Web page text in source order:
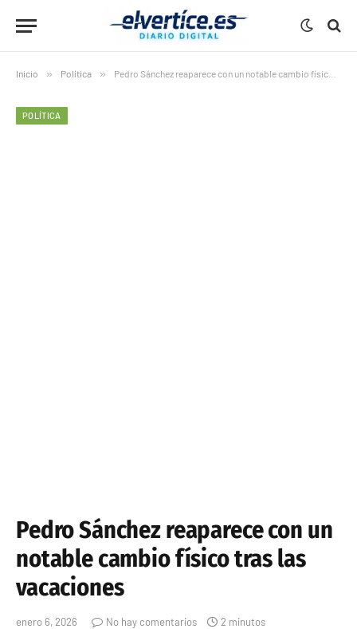
Inicio » Política » Pedro Sánchez reaparece con un notable cambio físico tras las vacaciones
POLÍTICA
Pedro Sánchez reaparece con un
notable cambio físico tras las
vacaciones
enero 6, 2026 No hay comentarios 2 minutos